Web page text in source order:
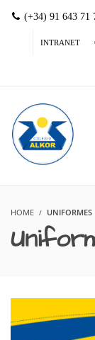
(+34) 91 643 71
INTRANET
HOME UNIFORMES